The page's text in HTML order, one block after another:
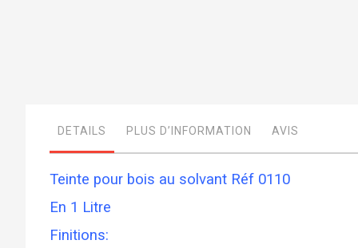
images
DETAILS
Teinte pour bois au solvant Réf 0110
En 1 Litre
Finitions:
PLUS D’INFORMATION AVIS